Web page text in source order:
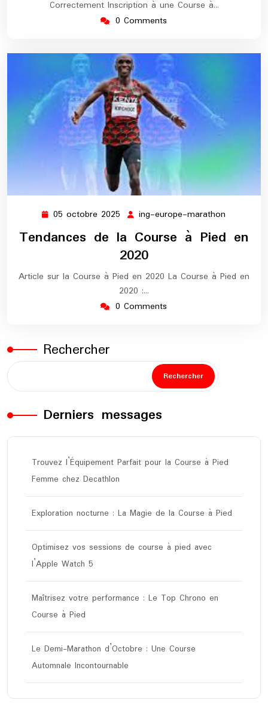
Correctement Inscription à une Course à…
0 Comments
05 octobre 2025 05
octobre
2025
ing-europe-marathon
marathon
Tendances de la Course à Pied en
2020
Article sur la Course à Pied en 2020 La Course à Pied en
2020 :…
0 Comments
Rechercher
Rechercher
Derniers messages
Trouvez l’Équipement Parfait pour la Course à Pied
Femme chez Decathlon
Exploration nocturne : La Magie de la Course à Pied
Optimisez vos sessions de course à pied avec
l’Apple Watch 5
Maîtrisez votre performance : Le Top Chrono en
Course à Pied
Le Demi-Marathon d’Octobre : Une Course
Automnale Incontournable